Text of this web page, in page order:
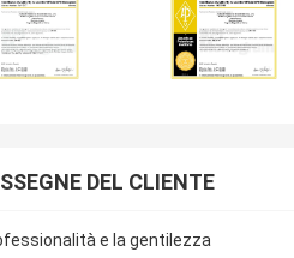
DEL CLIENTE
e la gentilezza